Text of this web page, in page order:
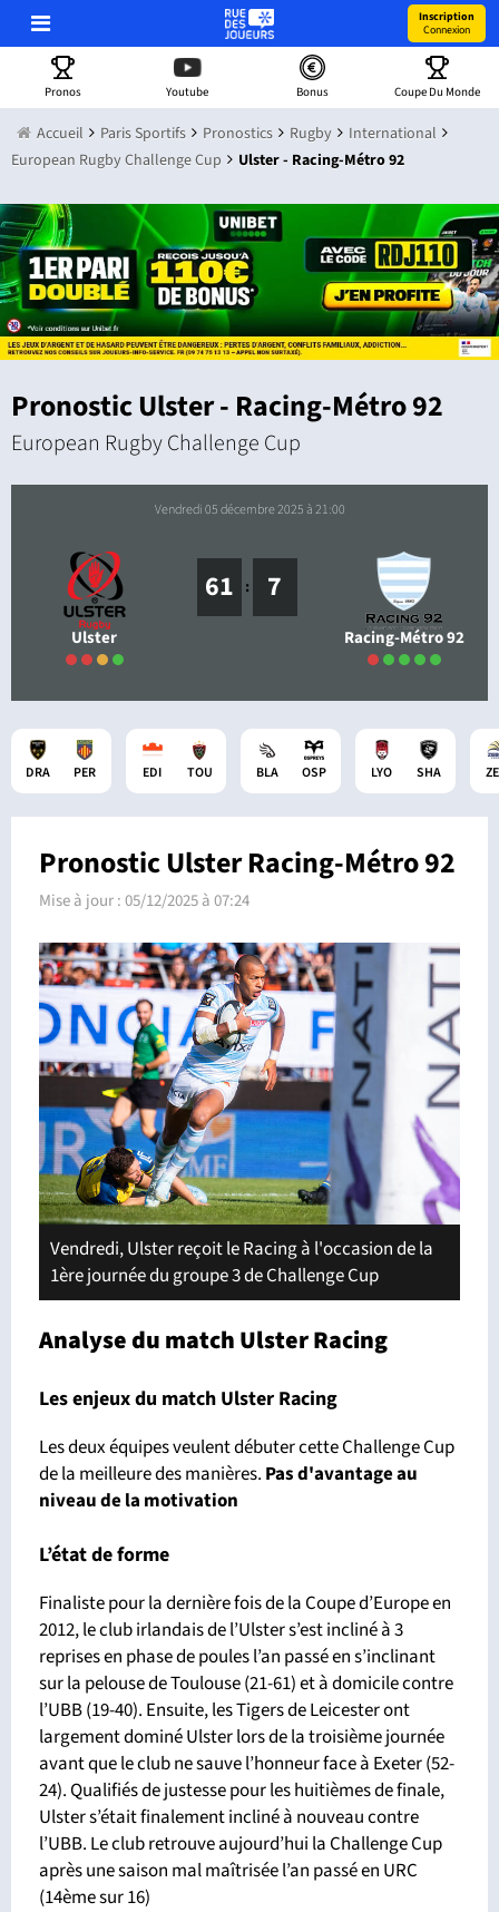
Inscription
Connexion
Pronos Youtube Bonus Coupe Du Monde
Accueil Paris Sportifs Pronostics Rugby
International
European Rugby Challenge Cup
Ulster - Racing-Métro 92
Pronostic Ulster - Racing-Métro 92
European Rugby Challenge Cup
Ulster
61 : 7
vendredi 05 décembre 2025 à 21:00
Racing-Métro 92
DRA PER EDI TOU BLA OSP LYO SHA
Pronostic Ulster Racing-Métro 92
Mise à jour :05/12/2025 à 07:24
Vendredi, Ulster reçoit le Racing à l'occasion de la
1ère journée du groupe 3 de Challenge Cup
Analyse du match Ulster Racing
Les enjeux du match Ulster Racing
Les deux équipes veulent débuter cette Challenge Cup
de la meilleure des manières. Pas d'avantageau
niveau de la motivation
L’état de forme
Finaliste pour la dernière fois de la Coupe d’Europe en
2012, le club irlandais de l’Ulster s’est incliné à 3
reprises en phase de poules l’an passé en s’inclinant
sur la pelouse de Toulouse (21-61) et à domicile contre
l’UBB (19-40). Ensuite, les Tigers de Leicester ont
largement dominé Ulster lors de la troisième journée
avant que le club ne sauve l’honneur face à Exeter (52-
24). Qualifiés de justesse pour les huitièmes de finale,
Ulster s’était finalement incliné à nouveau contre
l’UBB. Le club retrouve aujourd’hui la Challenge Cup
après une saison mal maîtrisée l’an passé en URC
(14ème sur 16)